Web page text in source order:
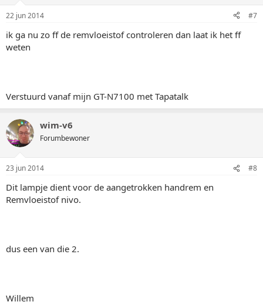
22 jun 2014 #7
ik ga nu zo ff de remvloeistof controleren dan laat ik het ff
weten
Verstuurd vanaf mijn GT-N7100 met Tapatalk
wim-v6
Forumbewoner
23 jun 2014 #8
Dit lampje dient voor de aangetrokken handrem en
Remvloeistof nivo.
dus een van die 2.
Willem